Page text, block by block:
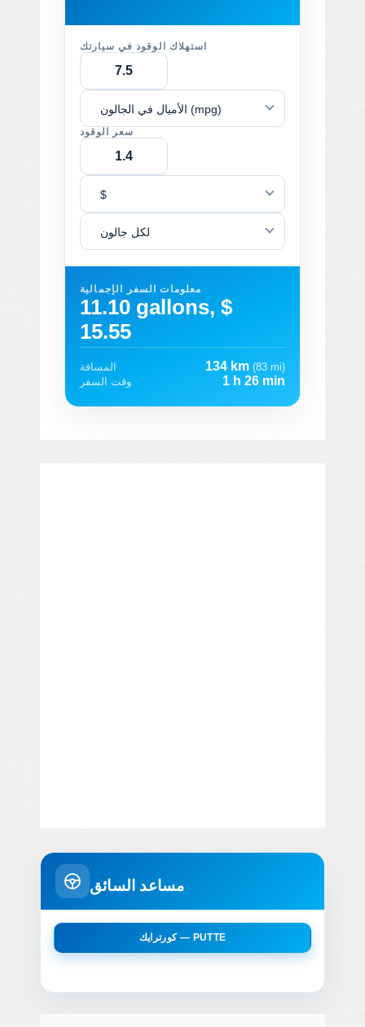
استهلاك الوقود في سيارتك
الأميال في الجالون (mpg)
سعر الوقود
$
لكل جالون
معلومات السفر الإجمالية
11.10 gallons, $
15.55
المسافة 134 km (83 mi)
وقت السفر
1 h 26 min
مساعد السائق
كورترايك — PUTTE